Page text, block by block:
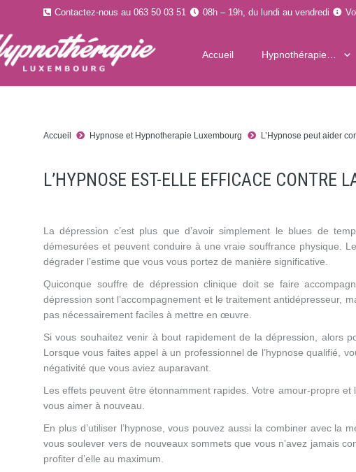
Contactez-nous au 063 50 03 51 08h – 19h, du lundi au vendredi
Accueil Hypnothérapie…
Accueil Hypnose et Hypnotherapie Luxembourg L’Hypnose peut aider
L’HYPNOSE EST-ELLE EFFICACE CONTRE
La dépression c’est plus que d’avoir simplement le blues de
démesurées et peuvent conduire à une vraie souffrance physique.
dégrader l’estime que vous vous portez de manière significative.
Quiconque souffre de dépression clinique doit se faire
dépression sont l’accompagnement et le traitement antidépresseur,
pas nécessairement faciles à mettre en œuvre.
Si vous souhaitez venir à bout rapidement de la dépression, alors
Lorsque vous faites appel à un professionnel de l’hypnose qualifié,
négativité que vous aviez auparavant.
Les effets peuvent être étonnamment rapides. Votre amour-propre
vous aimer à nouveau.
En plus d’utiliser l’hypnose, vous pouvez aussi la combiner avec la
vous soulever vers de nouveaux sommets que vous n’avez jamais
profiter d’elle au maximum.